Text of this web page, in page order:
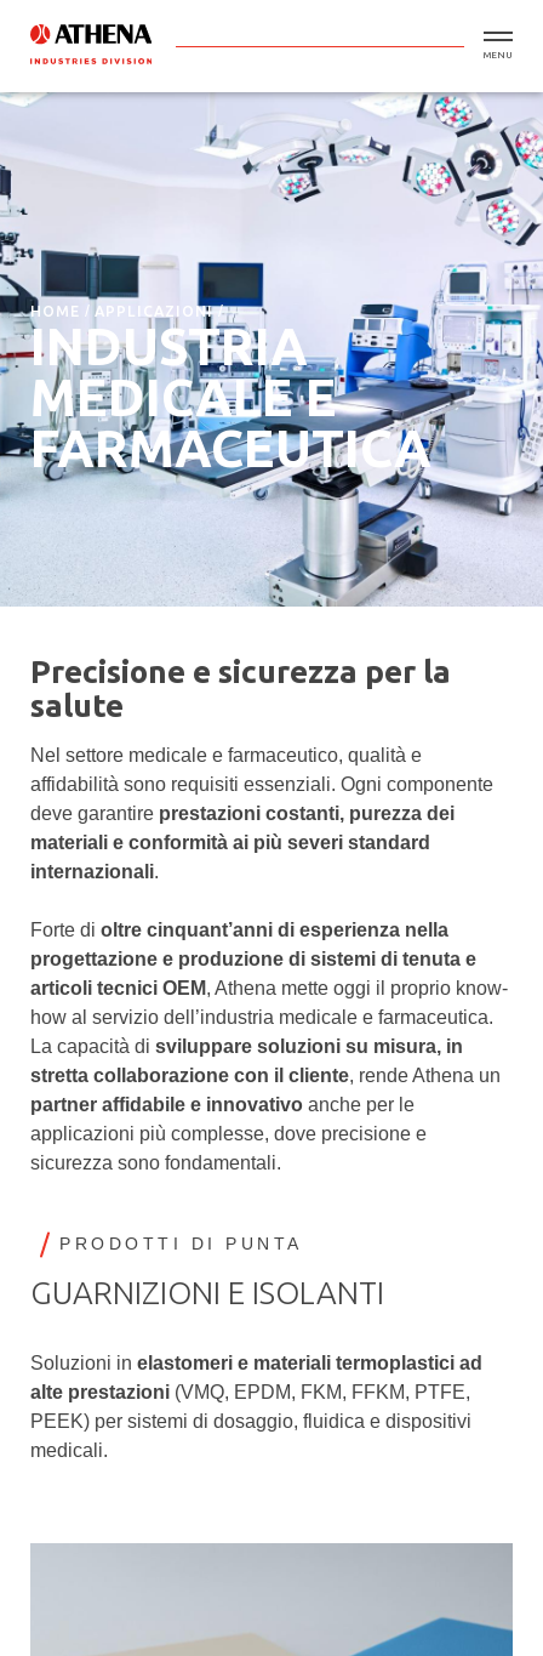
MENU
HOME APPLICAZIONI
INDUSTRIA
MEDICALE E
FARMACEUTICA
Precisione e sicurezza per la
salute
Nel settore medicale e farmaceutico, qualità e
affidabilità sono requisiti essenziali. Ogni componente
deve garantire prestazioni costanti, purezza dei
materiali e conformità ai più severi standard
internazionali.
Forte di oltre cinquant’anni di esperienza nella
progettazione e produzione di sistemi di tenuta e
articoli tecnici OEM, Athena mette oggi il proprio know-
how al servizio dell’industria medicale e farmaceutica.
La capacità di sviluppare soluzioni su misura, in
stretta collaborazione con il cliente, rende Athena un
partner affidabile e innovativo anche per le
applicazioni più complesse, dove precisione e
sicurezza sono fondamentali.
PRODOTTI DI PUNTA
GUARNIZIONI E ISOLANTI
Soluzioni in elastomeri e materiali termoplastici ad
alte prestazioni (VMQ, EPDM, FKM, FFKM, PTFE,
PEEK) per sistemi di dosaggio, fluidica e dispositivi
medicali.